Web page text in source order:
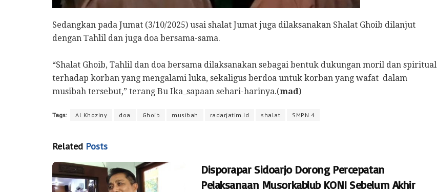
Sedangkan pada Jumat (3/10/2025) usai shalat Jumat juga dilaksanakan Shalat Ghoib dilanjut
dengan Tahlil dan juga doa bersama-sama.
“Shalat Ghoib, Tahlil dan doa bersama dilaksanakan sebagai bentuk dukungan moril dan spiritual
terhadap korban yang mengalami luka, sekaligus berdoa untuk korban yang wafat dalam
musibah tersebut,” terang Bu Ika_sapaan sehari-harinya.(mad)
Tags: Al Khoziny doa Ghoib musibah radarjatim.id shalat SMPN 4
Related Posts
Disporapar Sidoarjo Dorong Percepatan
Pelaksanaan Musorkablub KONI Sebelum Akhir